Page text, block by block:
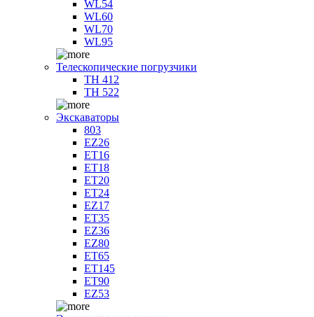
WL54
WL60
WL70
WL95
Телескопические погрузчики
TH 412
TH 522
Экскаваторы
803
EZ26
ET16
ET18
ET20
ET24
EZ17
ET35
EZ36
EZ80
ET65
ET145
ET90
EZ53